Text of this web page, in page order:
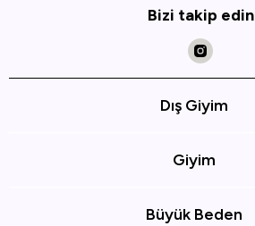
Bizi takip edin
Dış Giyim
Giyim
Büyük Beden